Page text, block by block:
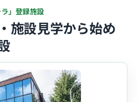
」登録施設
施設見学から始め